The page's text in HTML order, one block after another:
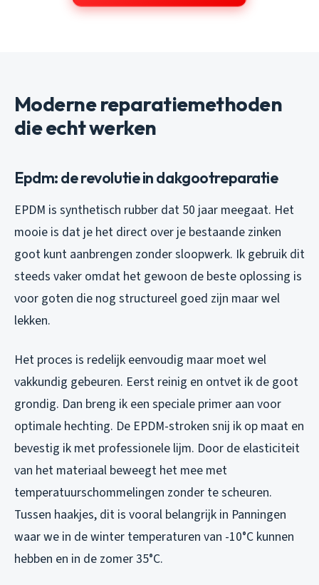
Moderne reparatiemethoden
die echt werken
Epdm: de revolutie in dakgootreparatie
EPDM is synthetisch rubber dat 50 jaar meegaat. Het
mooie is dat je het direct over je bestaande zinken
goot kunt aanbrengen zonder sloopwerk. Ik gebruik dit
steeds vaker omdat het gewoon de beste oplossing is
voor goten die nog structureel goed zijn maar wel
lekken.
Het proces is redelijk eenvoudig maar moet wel
vakkundig gebeuren. Eerst reinig en ontvet ik de goot
grondig. Dan breng ik een speciale primer aan voor
optimale hechting. De EPDM-stroken snij ik op maat en
bevestig ik met professionele lijm. Door de elasticiteit
van het materiaal beweegt het mee met
temperatuurschommelingen zonder te scheuren.
Tussen haakjes, dit is vooral belangrijk in Panningen
waar we in de winter temperaturen van -10°C kunnen
hebben en in de zomer 35°C.